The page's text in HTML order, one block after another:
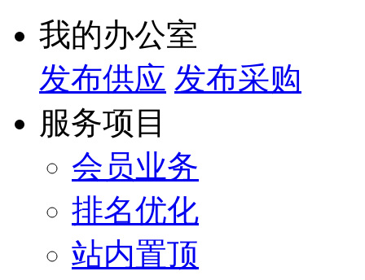
我的办公室
发布供应 发布采购
服务项目
会员业务
排名优化
站内置顶